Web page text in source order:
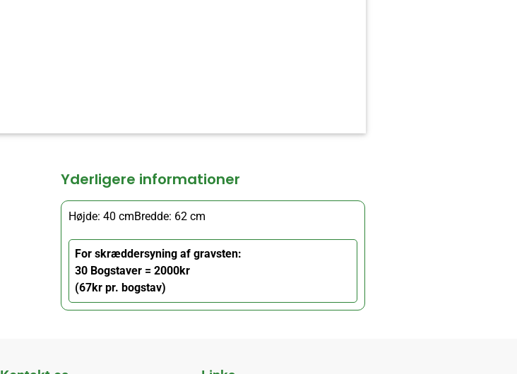
Yderligere informationer
Højde: 40 cmBredde: 62 cm
For skræddersyning af gravsten:
30 Bogstaver = 2000kr
(67kr pr. bogstav)